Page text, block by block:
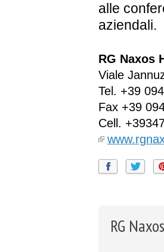
alle
aziendali.
RG Naxos
Viale
Tel. +39
Fax +39
Cell.
RG